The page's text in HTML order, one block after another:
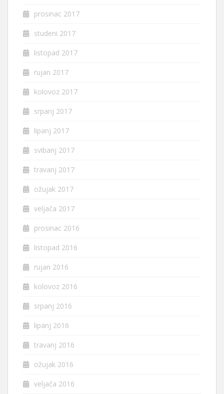
prosinac 2017
studeni 2017
listopad 2017
rujan 2017
kolovoz 2017
srpanj 2017
lipanj 2017
svibanj 2017
travanj 2017
ožujak 2017
veljača 2017
prosinac 2016
listopad 2016
rujan 2016
kolovoz 2016
srpanj 2016
lipanj 2016
travanj 2016
ožujak 2016
veljača 2016